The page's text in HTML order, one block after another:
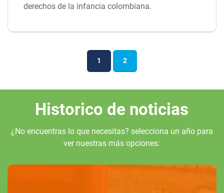
derechos de la infancia colombiana.
1 2
Historico de noticias
¿No encuentras lo que necesitas? selecciona un año para
ver nuestras más opciones: